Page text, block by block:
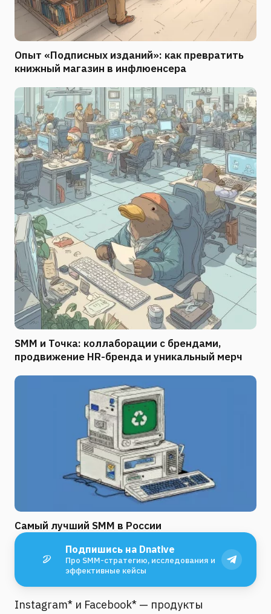
Опыт «Подписных изданий»: как превратить
книжный магазин в инфлюенсера
SMM и Точка: коллаборации с брендами,
продвижение HR-бренда и уникальный мерч
Самый лучший SMM в России
Подпишись на Dnative
Про SMM-стратегию, исследования и
эффективные кейсы
Instagram* и Facebook* — продукты